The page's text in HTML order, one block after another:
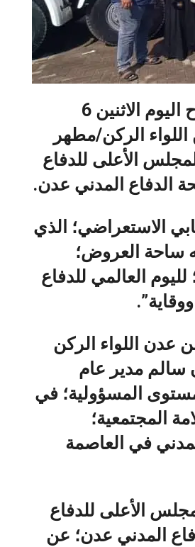
سلمت لجنة السلامة المجتمعية – مديرية صيرة؛ صباح اليوم الاثنين 6
الركن/مطهر
الأعلى للدفاع
الدفاع المدني عدن.
الاستعراضي؛ الذي
ساحة العروض؛
إحياء الذكرى السنوية ال (32) للعام 2023م؛ لليوم العالمي للدفاع
عدن اللواء الركن
سالم مدير عام
المسؤولية؛ في
المجتمعية؛
في العاصمة
الأعلى للدفاع
المدني عدن؛ عن